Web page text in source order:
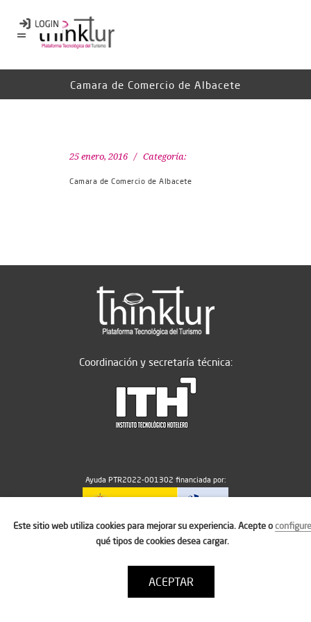
Camara de Comercio de Albacete
25 enero, 2016 Categoría:
Camara de Comercio de Albacete
Coordinación y secretaría técnica:
Ayuda PTR2022-001302 financiada por:
MICIU/AEI/10.13039/501100011033
Política de cookies
Condiciones de uso
Este sitio web utiliza cookies para mejorar su experiencia. Acepte oconfigure
qué tipos de cookies desea cargar.
ACEPTAR